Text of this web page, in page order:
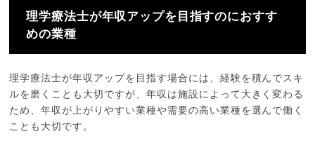
理学療法士が年収アップを目指すのにおすす
めの業種
理学療法士が年収アップを目指す場合には、経験を積んでスキ
ルを磨くことも大切ですが、年収は施設によって大きく変わる
ため、年収が上がりやすい業種や需要の高い業種を選んで働く
ことも大切です。